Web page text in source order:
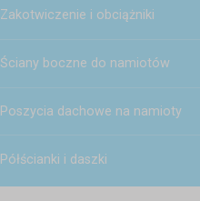
Zakotwiczenie i obciążniki
Ściany boczne do namiotów
Poszycia dachowe na namioty
Półścianki i daszki